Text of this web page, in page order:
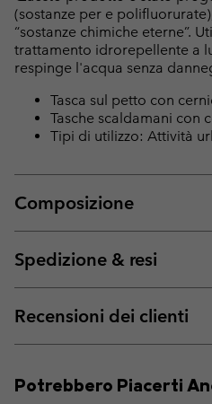
(sostanze per e
“sostanze chimiche eterne”.
trattamento idrorepellente a
respinge l'acqua senza
Tasca sul petto con
Tasche scaldamani con
Tipi di utilizzo: Attività
Composizione
Spedizione & resi
Recensioni dei clienti
Potrebbero Piacerti